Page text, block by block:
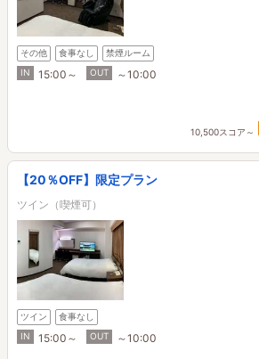
その他 食事なし
禁煙ルーム
IN
15:00～ OUT ～10:00
10,500スコア～
【20％OFF】限定プラン
ツイン（喫煙可）
ツイン
食事なし
IN
15:00～ OUT ～10:00